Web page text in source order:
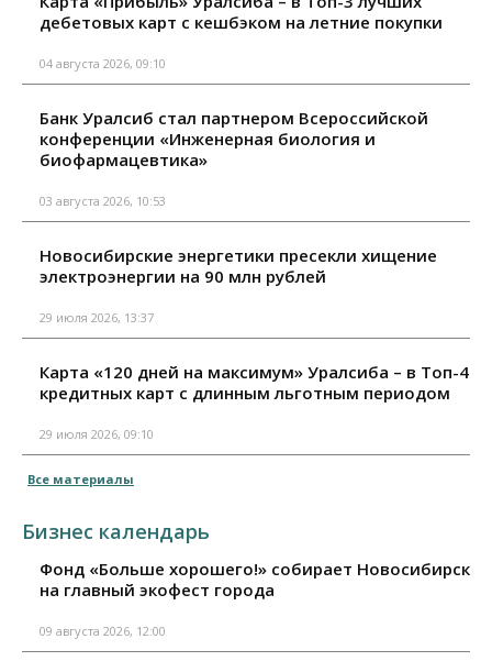
дебетовых карт с кешбэком на летние покупки
04 августа 2026, 09:10
Банк Уралсиб стал партнером Всероссийской
конференции «Инженерная биология и
биофармацевтика»
03 августа 2026, 10:53
Новосибирские энергетики пресекли хищение
электроэнергии на 90 млн рублей
29 июля 2026, 13:37
Карта «120 дней на максимум» Уралсиба – в Топ-4
кредитных карт с длинным льготным периодом
29 июля 2026, 09:10
Все материалы
Бизнес календарь
Фонд «Больше хорошего!» собирает Новосибирск
на главный экофест города
09 августа 2026, 12:00